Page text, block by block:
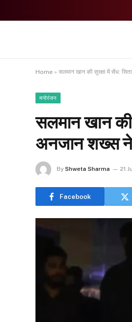
Home » सलमान खान की सुरक्षा में सेंध:
मनोरंजन
सलमान खान की
अनजान शख्स
By Shweta Sharma 21
Facebook